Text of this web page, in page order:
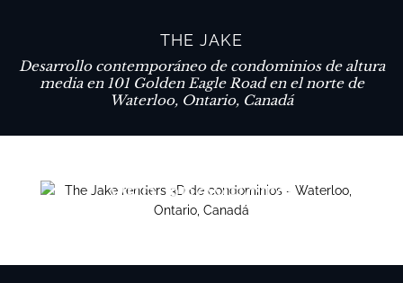
THE JAKE
Desarrollo contemporáneo de condominios de altura
media en 101 Golden Eagle Road en el norte de
Waterloo, Ontario, Canadá
VER PROYECTO